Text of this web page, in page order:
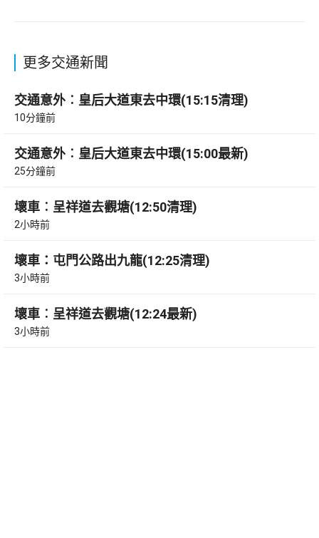
更多交通新聞
交通意外︰皇后大道東去中環(15:15清理)
10分鐘前
交通意外︰皇后大道東去中環(15:00最新)
25分鐘前
壞車︰呈祥道去觀塘(12:50清理)
2小時前
壞車：屯門公路出九龍(12:25清理)
3小時前
壞車︰呈祥道去觀塘(12:24最新)
3小時前